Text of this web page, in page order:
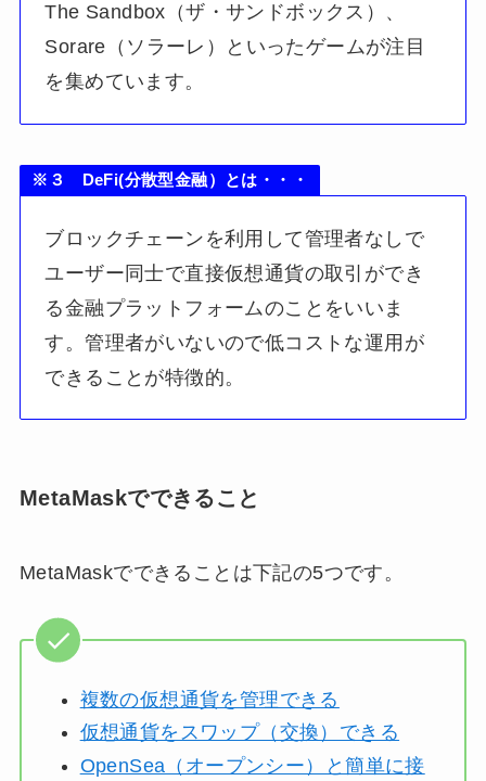
The Sandbox（ザ・サンドボックス）、
Sorare（ソラーレ）といったゲームが注目
を集めています。
※３ DeFi(分散型金融）とは・・・
ブロックチェーンを利用して管理者なしで
ユーザー同士で直接仮想通貨の取引ができ
る金融プラットフォームのことをいいま
す。管理者がいないので低コストな運用が
できることが特徴的。
MetaMaskでできること
MetaMaskでできることは下記の5つです。
複数の仮想通貨を管理できる
仮想通貨をスワップ（交換）できる
OpenSea（オープンシー）と簡単に接